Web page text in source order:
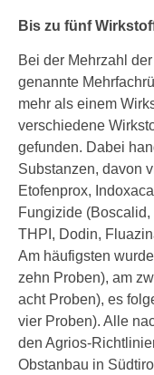
Bis zu fünf
Bei der Mehrzahl
genannte
mehr als einem
verschiedene
gefunden. Dabei
Substanzen, davon
Etofenprox,
Fungizide
THPI, Dodin,
Am häufigsten
zehn Proben), am
acht Proben), es
vier Proben). Alle
den Agrios-
Obstanbau in